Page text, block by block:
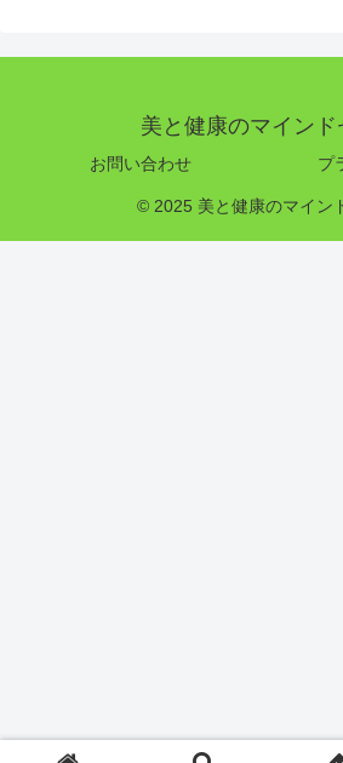
美と健康のマインド
お問い合わせ プ
© 2025 美と健康のマイン